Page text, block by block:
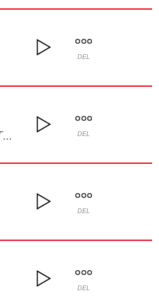
DEL
TELL ME WHAT TO DO DEL
DEL
DEL